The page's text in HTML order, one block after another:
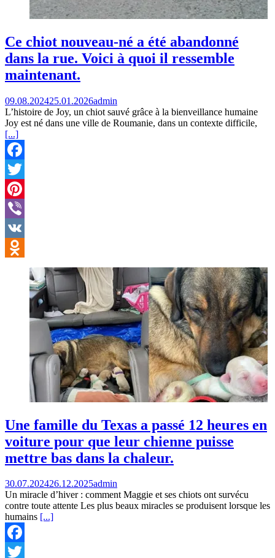
Ce chiot nouveau-né a été abandonné
dans la rue. Voici à quoi il ressemble
maintenant.
09.08.202425.01.2026admin
L’histoire de Joy, un chiot sauvé grâce à la bienveillance humaine
Joy est né dans une ville de Roumanie, dans un contexte difficile,
[...]
Facebook
Twitter
Pinterest
Viber
VK
Odnoklassniki
Une famille du Texas a passé 12 heures en
voiture pour que leur chienne puisse
mettre bas dans la chaleur.
30.07.202426.12.2025admin
Un miracle d’hiver : comment Maggie et ses chiots ont survécu
contre toute attente Les plus beaux miracles se produisent lorsque les
humains [...]
Facebook